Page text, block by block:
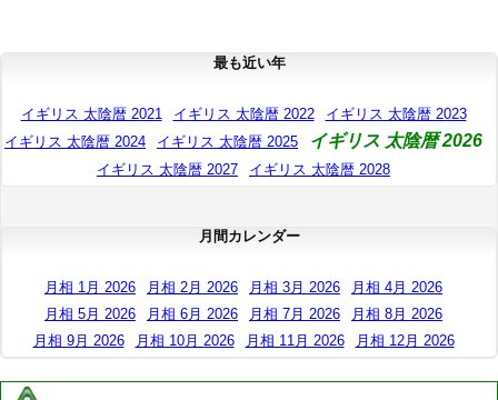
最も近い年
イギリス 太陰暦 2021 イギリス 太陰暦 2022
イギリス 太陰暦 2023
イギリス 太陰暦 2024
イギリス 太陰暦 2025 イギリス 太陰暦 2026
イギリス 太陰暦 2027 イギリス 太陰暦 2028
月間カレンダー
月相 1月 2026 月相 2月 2026 月相 3月 2026
月相 4月 2026
月相 5月 2026
月相 6月 2026 月相 7月 2026
月相 8月 2026
月相 9月 2026
月相 10月 2026 月相 11月 2026 月相 12月 2026